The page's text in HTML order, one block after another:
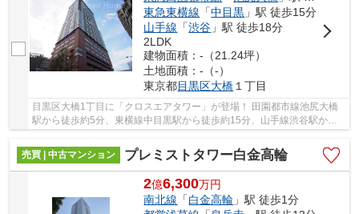
東急東横線 「中目黒 」駅 徒歩15分
山手線 「渋谷 」駅 徒歩18分
2LDK
建物面積：-（21.24坪）
土地面積：-（-）
東京都目黒区大橋 １丁目
目黒区大橋1丁目に「クロスエアタワー」が登場！ 田園都市線池尻大橋
駅から徒歩約5分、東横線中目黒駅から徒歩約15分、山手線渋谷駅から
徒歩約18分。 10路線3駅利用可能な大変便利な立...
売買 | 中古マンション
プレミストタワー白金高輪
2億6,300万円
南北線 「白金高輪 」駅 徒歩1分